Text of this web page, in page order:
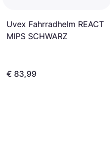
Uvex Fahrradhelm REACT
MIPS SCHWARZ
€ 83,99